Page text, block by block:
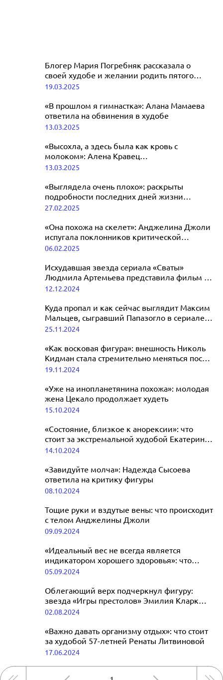
Блогер Мария Погребняк рассказала о
своей худобе и желании родить пятого
ребенка
19.03.2025
«В прошлом я гимнастка»: Алана Мамаева
ответила на обвинения в худобе
13.03.2025
«Высохла, а здесь была как кровь с
молоком»: Алена Кравец
прокомментировала вид Аллы Пугачевой
13.03.2025
«Выглядела очень плохо»: раскрыты
подробности последних дней жизни
Мишель Трахтенберг, умершей в 39 лет
27.02.2025
«Она похожа на скелет»: Анджелина Джоли
испугала поклонников критической
худобой
06.02.2025
Исхудавшая звезда сериала «Сваты»
Людмила Артемьева представила фильм в
Петербурге
12.12.2024
Куда пропал и как сейчас выглядит Максим
Мальцев, сыгравший Папазогло в сериале
«Солдаты»
25.11.2024
«Как восковая фигура»: внешность Николь
Кидман стала стремительно меняться после
смерти матери
19.11.2024
«Уже на инопланетянина похожа»: молодая
жена Цекало продолжает худеть
15.10.2024
«Состояние, близкое к анорексии»: что
стоит за экстремальной худобой Екатерины
Варнавы
14.10.2024
«Завидуйте молча»: Надежда Сысоева
ответила на критику фигуры
08.10.2024
Тощие руки и вздутые вены: что происходит
с телом Анджелины Джоли
09.09.2024
«Идеальный вес не всегда является
индикатором хорошего здоровья»: что
происходит с молодой женой Александра
05.09.2024
Облегающий верх подчеркнул фигуру:
звезда «Игры престолов» Эмилия Кларк
удивила фанатов сильной худобой
02.08.2024
«Важно давать организму отдых»: что стоит
за худобой 57-летней Ренаты Литвиновой
17.06.2024